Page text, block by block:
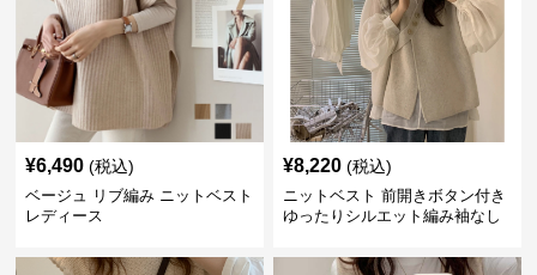
¥6,490 (税込)
ベージュ リブ編み ニットベスト
レディース
¥8,220 (税込)
ニットベスト 前開きボタン付き
ゆったりシルエット編み袖なし